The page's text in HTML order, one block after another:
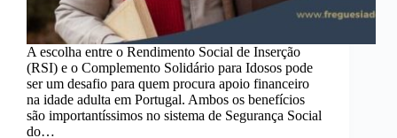
A escolha entre o Rendimento Social de Inserção
(RSI) e o Complemento Solidário para Idosos pode
ser um desafio para quem procura apoio financeiro
na idade adulta em Portugal. Ambos os benefícios
são importantíssimos no sistema de Segurança Social
do…